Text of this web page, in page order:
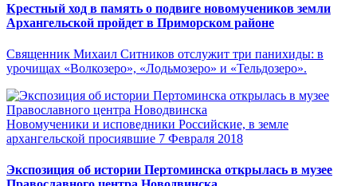
Крестный ход в память о подвиге новомучеников земли
Архангельской пройдет в Приморском районе
Священник Михаил Ситников отслужит три панихиды: в
урочищах «Волкозеро», «Лодьмозеро» и «Тельдозеро».
Новомученики и исповедники Российские, в земле
архангельской просиявшие 7 Февраля 2018
Экспозиция об истории Пертоминска открылась в музее